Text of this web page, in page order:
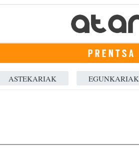
PRENTSA
ASTEKARIAK EGUNKARIAK